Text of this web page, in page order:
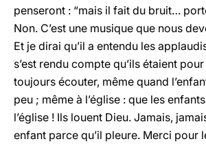
penseront : “mais il fait du bruit…
Non. C’est une musique que nous
Et je dirai qu’il a entendu les
s’est rendu compte qu’ils étaient
toujours écouter, même quand
peu ; même à l’église : que les
l’église ! Ils louent Dieu. Jamais,
enfant parce qu’il pleure. Merci pour